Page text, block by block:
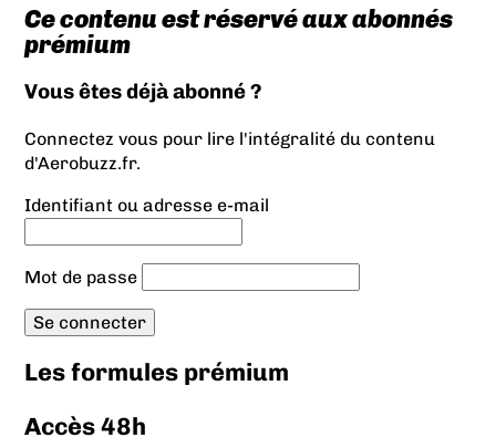
Ce contenu est réservé aux abonnés
prémium
Vous êtes déjà abonné ?
Connectez vous pour lire l'intégralité du contenu
d'Aerobuzz.fr.
Identifiant ou adresse e-mail
Mot de passe
Les formules prémium
Accès 48h